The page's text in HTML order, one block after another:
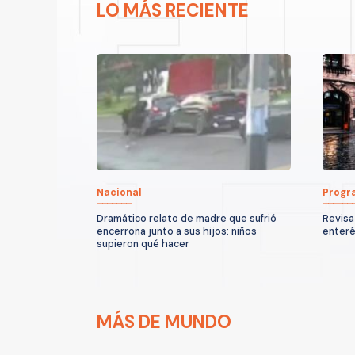
LO MÁS RECIENTE
Nacional
Dramático relato de madre que sufrió
encerrona junto a sus hijos: niños
supieron qué hacer
MÁS DE MUNDO